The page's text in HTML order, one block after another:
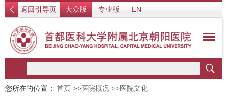
返回引导页 大众版 专业版 EN
您所在的位置： 首页 >> 医院概况 >> 医院文化